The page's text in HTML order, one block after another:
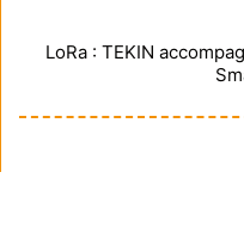
LoRa : TEKIN